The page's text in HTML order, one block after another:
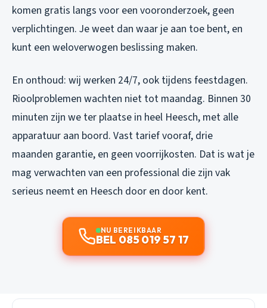
komen gratis langs voor een vooronderzoek, geen
verplichtingen. Je weet dan waar je aan toe bent, en
kunt een weloverwogen beslissing maken.
En onthoud: wij werken 24/7, ook tijdens feestdagen.
Rioolproblemen wachten niet tot maandag. Binnen 30
minuten zijn we ter plaatse in heel Heesch, met alle
apparatuur aan boord. Vast tarief vooraf, drie
maanden garantie, en geen voorrijkosten. Dat is wat je
mag verwachten van een professional die zijn vak
serieus neemt en Heesch door en door kent.
NU BEREIKBAAR
BEL 085 019 57 17